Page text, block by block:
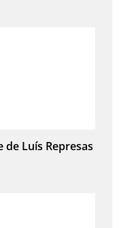
de Luís Represas